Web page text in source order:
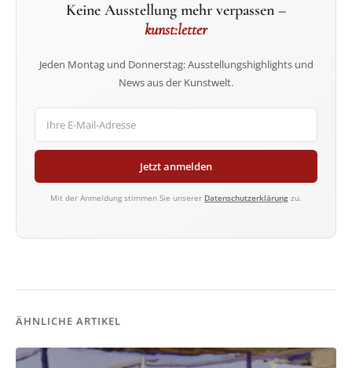
Keine Ausstellung mehr verpassen –
kunst:letter
Jeden Montag und Donnerstag: Ausstellungshighlights und
News aus der Kunstwelt.
Jetzt anmelden
Mit der Anmeldung stimmen Sie unserer Datenschutzerklärung zu.
ÄHNLICHE ARTIKEL